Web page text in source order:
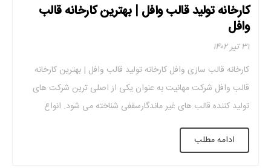
کارخانه تولید قالب وافل | بهترین کارخانه قالب
وافل
۳۱ تیر ۱۴۰۲
کارخانه قالب سازی وافل کارخانه تولید قالب وافل | بهترین کارخانه
قالب وافل شرکت مهانیت به عنوان یکی از اصلی ترین شرکت های
تولید کننده قالب های غیر ماندگارسقفی شناخته می شود. انواع
مختلفی از این قالب ها دارد. می توان به گزینه هایی مانند قالب های
یک طرفه ، قالب دو طرفه ، قالب […]
ادامه مطلب